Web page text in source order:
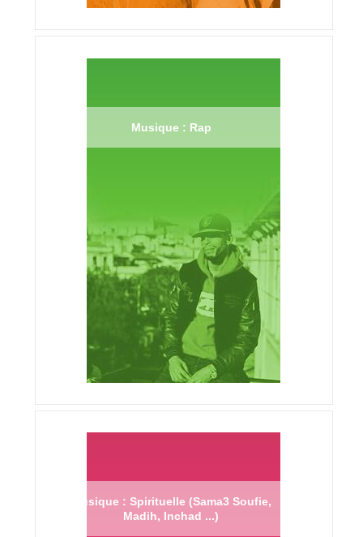
Musique : Rap
Musique : Spirituelle (Sama3 Soufie,
Madih, Inchad ...)